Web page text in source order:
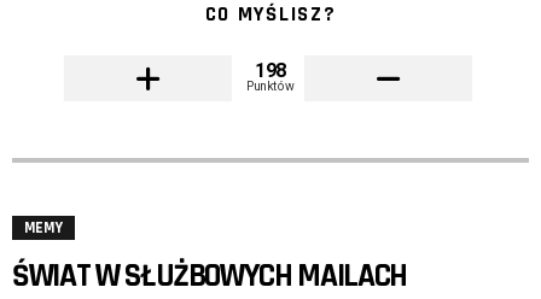
CO MYŚLISZ?
198
Punktów
MEMY
ŚWIAT W SŁUŻBOWYCH MAILACH